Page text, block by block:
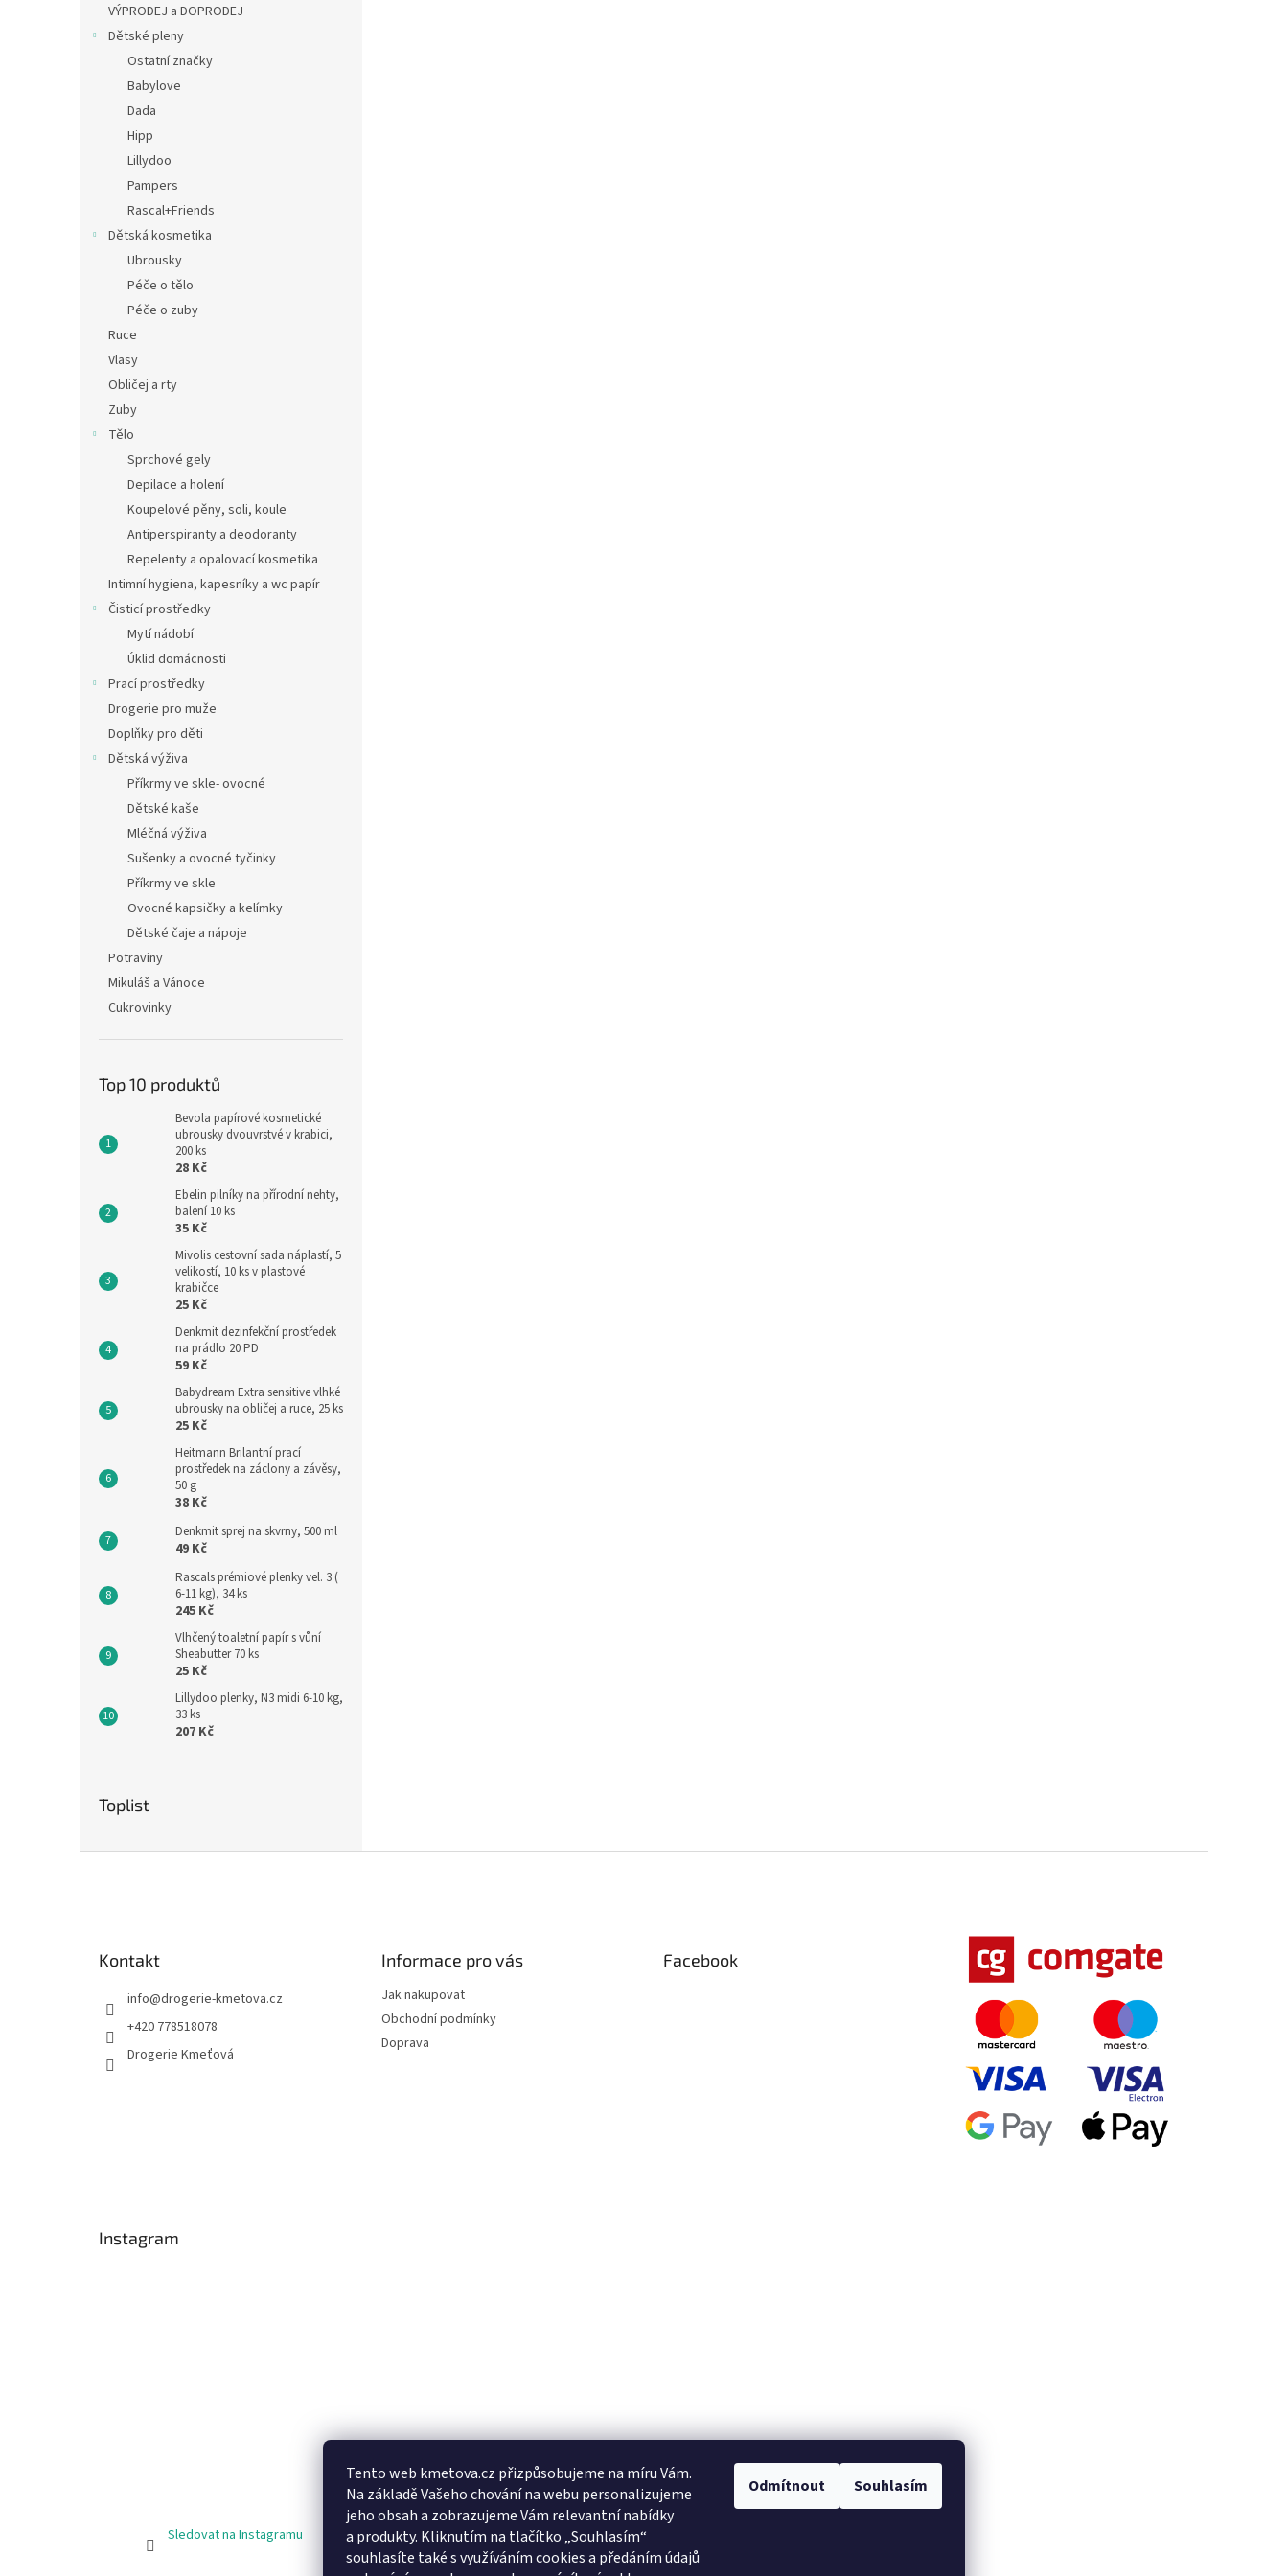
Tento web kmetova.cz přizpůsobujeme na míru Vám.
Na základě Vašeho chování na webu personalizujeme
jeho obsah a zobrazujeme Vám relevantní nabídky
a produkty. Kliknutím na tlačítko „Souhlasím“
souhlasíte také s využíváním cookies a předáním údajů
Odmítnout Souhlasím
VÝPRODEJ a DOPRODEJ
Dětské pleny
Ostatní značky
Babylove
Dada
Hipp
Lillydoo
Pampers
Rascal+Friends
Dětská kosmetika
Ubrousky
Péče o tělo
Péče o zuby
Ruce
Vlasy
Obličej a rty
Zuby
Tělo
Sprchové gely
Depilace a holení
Koupelové pěny, soli, koule
Antiperspiranty a deodoranty
Repelenty a opalovací kosmetika
Intimní hygiena, kapesníky a wc papír
Čisticí prostředky
Mytí nádobí
Úklid domácnosti
Prací prostředky
Drogerie pro muže
Doplňky pro děti
Dětská výživa
Příkrmy ve skle- ovocné
Dětské kaše
Mléčná výživa
Sušenky a ovocné tyčinky
Příkrmy ve skle
Ovocné kapsičky a kelímky
Dětské čaje a nápoje
Potraviny
Mikuláš a Vánoce
Cukrovinky
Top 10 produktů
Bevola papírové kosmetické
ubrousky dvouvrstvé v krabici,
200 ks
28 Kč
Ebelin pilníky na přírodní nehty,
balení 10 ks
35 Kč
Mivolis cestovní sada náplastí, 5
velikostí, 10 ks v plastové
krabičce
25 Kč
Denkmit dezinfekční prostředek
na prádlo 20 PD
59 Kč
Babydream Extra sensitive vlhké
ubrousky na obličej a ruce, 25 ks
25 Kč
Heitmann Brilantní prací
prostředek na záclony a závěsy,
50 g
38 Kč
Denkmit sprej na skvrny, 500 ml
49 Kč
Rascals prémiové plenky vel. 3 (
6-11 kg), 34 ks
245 Kč
Vlhčený toaletní papír s vůní
Sheabutter 70 ks
25 Kč
Lillydoo plenky, N3 midi 6-10 kg,
33 ks
207 Kč
Toplist
Kontakt
info@drogerie-kmetova.cz
+420 778518078
Drogerie Kmeťová
Informace pro vás
Jak nakupovat
Obchodní podmínky
Doprava
Facebook
Instagram
Sledovat na Instagramu